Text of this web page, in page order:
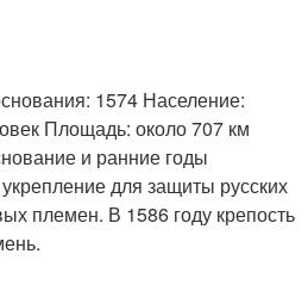
1574 Население:
Площадь: около 707 км
и ранние годы
для защиты русских
племен. В 1586 году крепость